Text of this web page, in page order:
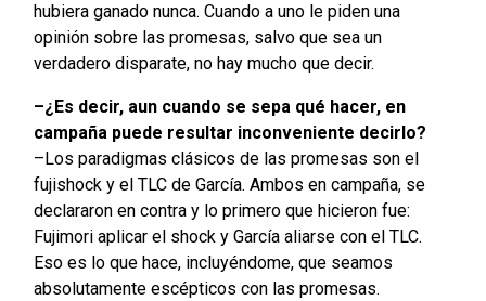
hubiera ganado nunca. Cuando a uno le piden una
opinión sobre las promesas, salvo que sea un
verdadero disparate, no hay mucho que decir.
–¿Es decir, aun cuando se sepa qué hacer, en
campaña puede resultar inconveniente decirlo?
–Los paradigmas clásicos de las promesas son el
fujishock y el TLC de García. Ambos en campaña, se
declararon en contra y lo primero que hicieron fue:
Fujimori aplicar el shock y García aliarse con el TLC.
Eso es lo que hace, incluyéndome, que seamos
absolutamente escépticos con las promesas.